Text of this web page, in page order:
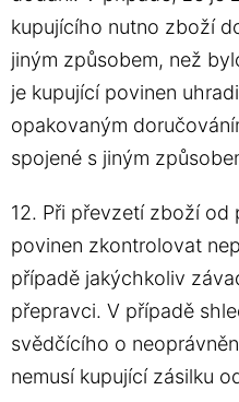
kupujícího nutno zboží
jiným způsobem, než
je kupující povinen
opakovaným
spojené s jiným
12. Při převzetí zboží od
povinen zkontrolovat
případě jakýchkoliv
přepravci. V případě
svědčícího o
nemusí kupující zásilku